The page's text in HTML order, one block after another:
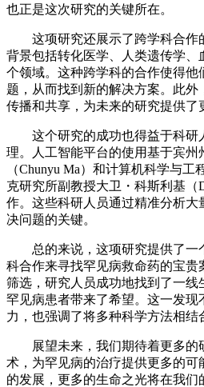
也正是这次研究的关键所在。
这项研究还展示了跨学科合作
背景包括转化医学、人类遗传学、
个领域。这种跨学科的合作使得他
题，从而找到新的解决方案。此外
传播和共享，为未来的研究提供了
这个研究的成功也得益于科研
理。人工智能平台的使用基于宾州
（Chunyu Ma）和计算机科学与
克研究所副教授大卫・科斯利基（
作。这些科研人员通过精准分析
决问题的关键。
总的来说，这项研究提供了一
科合作来寻找罕见病救命药的宝贵
筛选，研究人员成功地找到了一
罕见病患者带来了希望。这一发
力，也强调了将多种科学方法相结
展望未来，我们期待着更多的
术，为罕见病的治疗提供更多的
的发展，更多的生命之光将在我们